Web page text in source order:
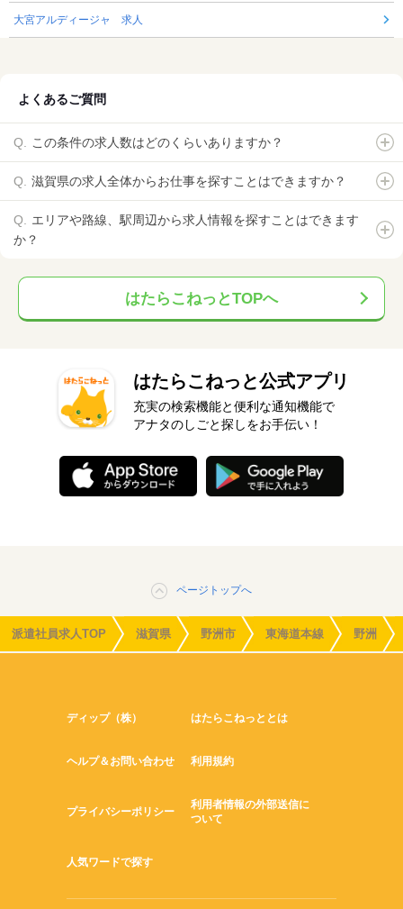
大宮アルディージャ 求人
よくあるご質問
この条件の求人数はどのくらいありますか？
滋賀県の求人全体からお仕事を探すことはできますか？
エリアや路線、駅周辺から求人情報を探すことはできます
か？
はたらこねっとTOPへ
はたらこねっと公式アプリ
充実の検索機能と便利な通知機能で
アナタのしごと探しをお手伝い！
ページトップへ
派遣社員求人TOP 滋賀県 野洲市 東海道本線 野洲
ディップ（株） はたらこねっととは
ヘルプ＆お問い合わせ 利用規約
プライバシーポリシー
利用者情報の外部送信に
ついて
人気ワードで探す